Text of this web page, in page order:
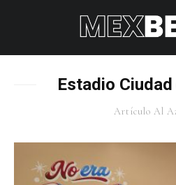
Estadio
Artículo Al